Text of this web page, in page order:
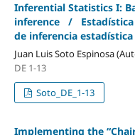
Inferential Statistics I:
inference / Estadística
de inferencia estadística
Juan Luis Soto Espinosa
DE 1-13
Soto_DE_1-13
Implementing the